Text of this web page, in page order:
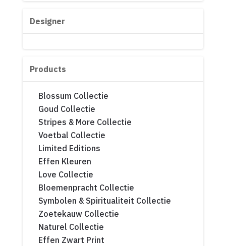
Designer
Products
Blossum Collectie
Goud Collectie
Stripes & More Collectie
Voetbal Collectie
Limited Editions
Effen Kleuren
Love Collectie
Bloemenpracht Collectie
Symbolen & Spiritualiteit Collectie
Zoetekauw Collectie
Naturel Collectie
Effen Zwart Print